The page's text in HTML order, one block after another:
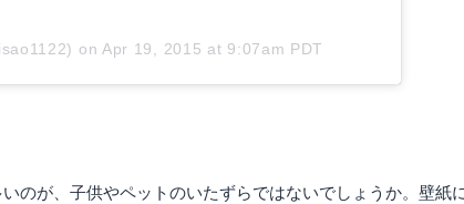
on Apr 19, 2015 at 9:07am PDT
のが、子供やペットのいたずらではないでしょうか。壁紙